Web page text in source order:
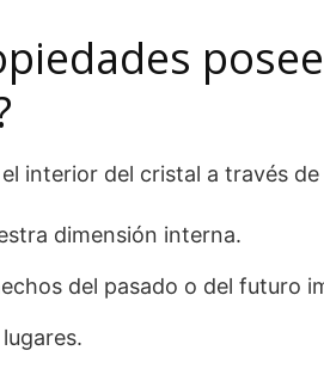
interior del cristal a través
dimensión interna.
del pasado o del futuro